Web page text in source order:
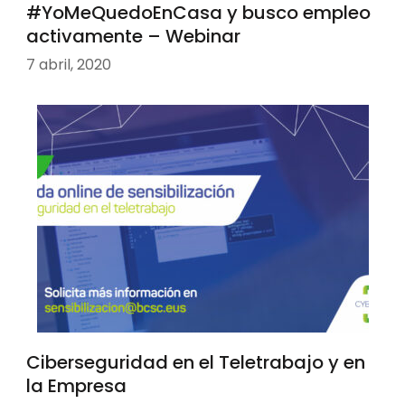
#YoMeQuedoEnCasa y busco empleo
activamente – Webinar
7 abril, 2020
Ciberseguridad en el Teletrabajo y en
la Empresa